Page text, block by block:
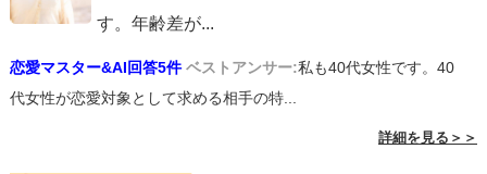
す。年齢差が...
恋愛マスター&AI回答5件 ベストアンサー:私も40代女性です。40
代女性が恋愛対象として求める相手の特...
詳細を見る＞＞